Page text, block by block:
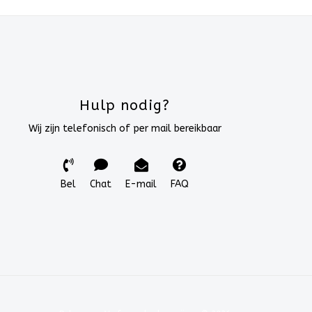
Hulp nodig?
Wij zijn telefonisch of per mail bereikbaar
Bel Chat E-mail FAQ